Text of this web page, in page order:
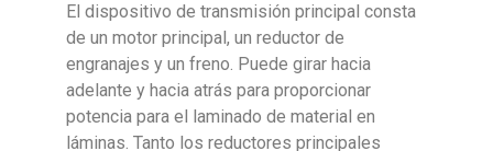
El dispositivo de transmisión principal consta
de un motor principal, un reductor de
engranajes y un freno. Puede girar hacia
adelante y hacia atrás para proporcionar
potencia para el laminado de material en
láminas. Tanto los reductores principales